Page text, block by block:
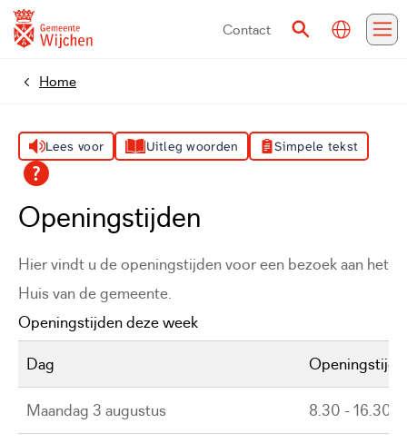
Contact
ZoekenVertalen
Home
Lees voor Uitleg woorden Simpele tekst
Openingstijden
Hier vindt u de openingstijden voor een bezoek aan het
Huis van de gemeente.
Openingstijden deze week
Dag
Maandag 3 augustus 8.30 - 16.30